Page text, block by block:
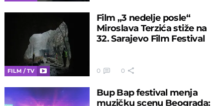
FILM / TV
Film „3 nedelje posle“
Miroslava Terzića stiže na
32. Sarajevo Film Festival
0 0
Bup Bap festival menja
muzičku scenu Beograda: